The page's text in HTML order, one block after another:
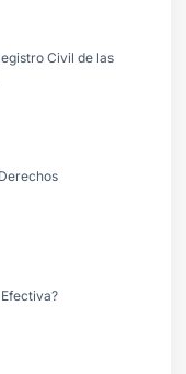
Civil de las